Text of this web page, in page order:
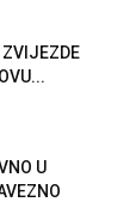
ZVIJEZDE
U